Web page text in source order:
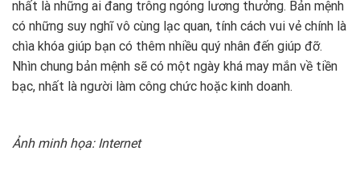
nhất là những ai đang trông ngóng lương thưởng. Bản mệnh
có những suy nghĩ vô cùng lạc quan, tính cách vui vẻ chính là
chìa khóa giúp bạn có thêm nhiều quý nhân đến giúp đỡ.
Nhìn chung bản mệnh sẽ có một ngày khá may mắn về tiền
bạc, nhất là người làm công chức hoặc kinh doanh.
Ảnh minh họa: Internet